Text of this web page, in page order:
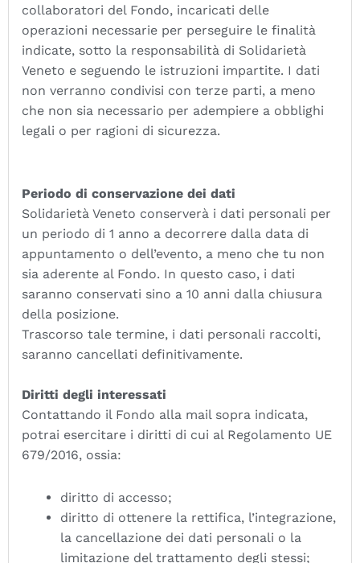
collaboratori del Fondo, incaricati delle
operazioni necessarie per perseguire le finalità
indicate, sotto la responsabilità di Solidarietà
Veneto e seguendo le istruzioni impartite. I dati
non verranno condivisi con terze parti, a meno
che non sia necessario per adempiere a obblighi
legali o per ragioni di sicurezza.
Periodo di conservazione dei dati
Solidarietà Veneto conserverà i dati personali per
un periodo di 1 anno a decorrere dalla data di
appuntamento o dell’evento, a meno che tu non
sia aderente al Fondo. In questo caso, i dati
saranno conservati sino a 10 anni dalla chiusura
della posizione.
Trascorso tale termine, i dati personali raccolti,
saranno cancellati definitivamente.
Diritti degli interessati
Contattando il Fondo alla mail sopra indicata,
potrai esercitare i diritti di cui al Regolamento UE
679/2016, ossia:
diritto di accesso;
diritto di ottenere la rettifica, l’integrazione,
la cancellazione dei dati personali o la
limitazione del trattamento degli stessi;